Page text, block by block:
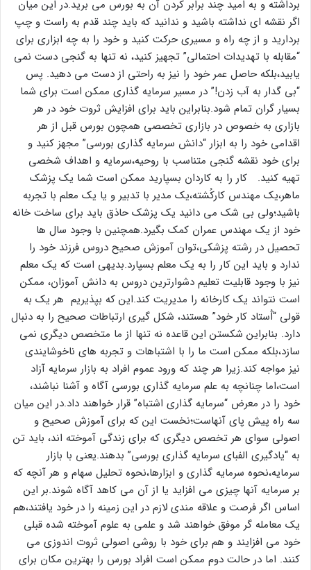
برداشته و به امید چند برابر کردن آن به بورس می برید.در این میان
اگر نقشه ای نداشته باشید و ندانید که باید چند قدم به راست و چپ
بردارید و از چه راه و مسیری حرکت کنید و خود را به چه ابزاری برای
“مقابله با تهدیدات احتمالی” تجهیز کنید، نه تنها به گنجی دست نمی
یابید،بلکه حاصل عمر خود را نیز به راحتی از دست می دهید. پس
“بی گدار به آب زدن!” در مسیر سرمایه گذاری ممکن است برای شما
بسیار گران تمام شود.بنابراین باید برای افزایش ثروت خود در هر
بازاری به خصوص در بازاری تخصصی همچون بورس قبل از هر
اقدامی خود را به ابزار “دانش سرمایه گذاری بورسی” مجهز کنید و
برای خود نقشه گنجی متناسب با روحیه،سرمایه و اهداف شخصی
تهیه کنید. کار را به کاردان بسپارید ممکن است شما یک پزشک
ماهر،یک مهندس کارکُشته،یک مدیر با تدبیر و یا یک معلم با تجربه
باشید؛ولی بی شک می دانید یک پزشک حاذق باید برای ساخت خانه
خود از یک مهندس عمران کمک بگیرد.همچنین با وجود سال ها
تحصیل در رشته پزشکی،توان آموزش صحیح دروس فرزند خود را
ندارد و باید این کار را به یک معلم بسپارد.بدیهی است که یک معلم
نیز با وجود قابلیت تعلیم دشوارترین دروس به دانش آموزان، ممکن
است نتواند یک کارخانه را مدیریت کند.این که بپذیریم هر یک به
قولی “َاُستاد کار خود” هستند، شکل گیری ارتباطات صحیح را به دنبال
دارد. بنابراین شکستن این قاعده نه تنها از ما متخصص دیگری نمی
سازد،بلکه ممکن است ما را با اشتباهات و تجربه های ناخوشایندی
نیز مواجه کند.زیرا هر چند که ورود عموم افراد به بازار سرمایه آزاد
است،اما چنانچه به علم سرمایه گذاری بورسی آگاه و آشنا نباشند،
خود را در معرض “سرمایه گذاری اشتباه” قرار خواهند داد.در این میان
سه راه پیش پای آنهاست؛نخست این که برای آموزش صحیح و
اصولی سوای هر تخصص دیگری که برای زندگی آموخته اند، باید تن
به “یادگیری الفبای سرمایه گذاری بورسی” بدهند.یعنی با بازار
سرمایه،نحوه سرمایه گذاری و ابزارها،نحوه تحلیل سهام و هر آنچه که
بر سرمایه آنها چیزی می افزاید یا از آن می کاهد آگاه شوند.بر این
اساس اگر فرصت و علاقه مندی لازم در این زمینه را در خود یافتند،هم
یک معامله گر موفق خواهند شد و علمی به علوم آموخته شده قبلی
خود می افزایند و هم برای خود با روشی اصولی ثروت اندوزی می
کنند. اما در حالت دوم ممکن است افراد بورس را بهترین مکان برای